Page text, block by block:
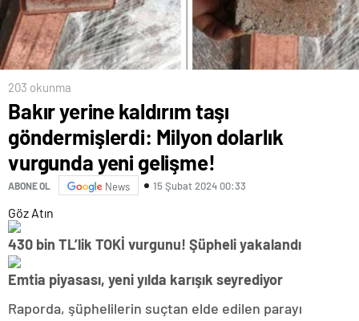
203 okunma
Bakır yerine kaldırım taşı
göndermişlerdi: Milyon dolarlık
vurgunda yeni gelişme!
ABONE OL News 15 Şubat 2024 00:33
Göz Atın
430 bin TL’lik TOKİ vurgunu! Şüpheli yakalandı
Emtia piyasası, yeni yılda karışık seyrediyor
Raporda, şüphelilerin suçtan elde edilen parayı